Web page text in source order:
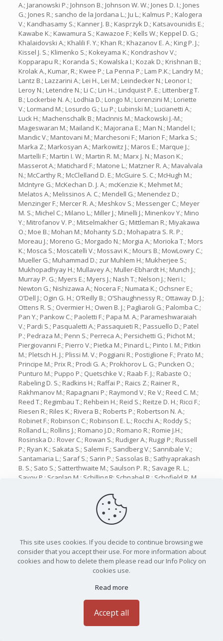
A.; Jaranowski P.; Johnson B.; Johnson W. W.; Jones D. I.; Jones
G.; Jones R.; sancho de la Jordana L.; Ju L.; Kalmus P.; Kalogera
V.; Kandhasamy S.; Kanner J. B.; Kasprzyk D.; Katsavounidis E.;
Kawabe K.; Kawamura S.; Kawazoe F.; Kells W.; Keppel D. G.;
Khalaidovski A.; Khalili F. Y.; Khan R.; Khazanov E. A.; King P. J.;
Kissel J. S.; Klimenko S.; Kokeyama K.; Kondrashov V.;
Kopparapu R.; Koranda S.; Kowalska I.; Kozak D.; Krishnan B.;
Krolak A., Kumar, R.; Kwee P.; La Penna P.; Lam P.K.; Landry M.;
Lantz B.; Lazzarini A.; Lei H., Lei M.; Leindecker N.; Leonor I.;
Leroy N.; Letendre N.; Li C.; Lin H..; Lindquist P. E.; Littenberg T.
B.; Lockerbie N. A.; Lodhia D.; Longo M.; Lorenzini M.; Loriette
V.; Lormand M.; Losurdo G.; Lu P.; Lubinski M.; Lucianetti A.;
Luck H.; Machenschalk B.; MacInnis M.; Mackowski J.-M.;
Mageswaran M.; Mailand K.; Majorana E.; Man N.; Mandel I.;
Mandic V.; Mantovani M.; Marchesoni F.; Marion F.; Marka S.;
Marka Z.; Markosyan A.; Markowitz J.; Maros E.; Marque J.;
Martelli F.; Martin I. W.; Martin R. M.; Marx J. N.; Mason K.;
Masserot A.; Matichard F.; Matone L.; Matzner R. A.; Mavalvala
N.; McCarthy R.; McClelland D. E.; McGuire S. C.; McHugh M.;
McIntyre G.; McKechan D. J. A.; mcKenzie K.; Mehmet M.;
Melatos A.; Melissinos A. C.; Mendell G.; Menendez D.;
Menzinger F.; Mercer R. A.; Meshkov S.; Messenger C.; Meyer
M. S.; Michel C.; Milano L.; Miller J.; Minelli J.; Minenkov Y.; Mino
Y.; Mitrofanov V. P.; Mitselmakher G.; Mittleman R.; Miyakawa
O.; Moe B.; Mohan M.; Mohanty S.D.; Mohapatra S. R. P.;
Moreau J.; Moreno G.; Morgado N.; Morgia A.; Morioka T.; Mors
K.; Mosca S.; Moscatelli V.; Mossavi K.; Mours B.; MowLowry C.;
Mueller G.; Muhammad D.; zur Muhlem H.; Mukherjee S.;
Mukhopadhyay H.; Mullavey A.; Muller-Ebhardt H.; Munch J.;
Murray P. G.; Myers E.; Myers J.; Nash T.; Nelson J.; Neri I.;
Newton G.; Nishizawa A.; Nocera F.; Numata K.; Ochsner E.;
O’Dell J.; Ogin G. H.; O’Reilly B.; O’Shaughnessy R.; Ottaway D. J.;
Ottens R. S.; Overmier H.; Owen B. J.; Pagliaroli G.; Palomba C.;
Pan Y.; Pankow C.; Paoletti F.; Papa M. A.; Parameshwaraiah
V.; Pardi S.; Pasqualetti A.; Passaquieti R.; Passuello D.; Patel
P.; Pedraza M.; Penn S.; Perreca A.; Persichetti G.; Pichot M.;
Piergiovanni F.; Pierro V.; Pietka M.; Pinard L.; Pinto I. M.; Pitkin
M.; Pletsch H. J.; Plissi M. V.; Poggiani R.; Postiglione F.; Prato M.;
Principe M.; Prix R.; Prodi G. A.; Prokhorov L. G.; Puncken O.;
Punturo M.; Puppo P.; Quetschke V.; Raab F. J.; Rabaste O.;
Rabeling D. S.; Radkins H.; Raffai P.; Raics Z.; Rainer R.,
Rakhmanov M.; Rapagnani P.; Raymond V.; Re V.; Reed C. M.;
Reed T.; Regimbau T.; Rehbein H.; Reid S.; Reitze D. H.; Ricci F.;
Riesen R.; Riles K.; Rivera B.; Roberts P.; Robertson N. A.;
Robinet F.; Robinson C.; Robinson E. L.; Rocchi A.; Roddy S.;
Rolland L.; Rollins J.; Romano J.D.; Romano R.; Romie J.H.;
Rosinska D.: Rover C.; Rowan S.; Rudiger A.; Ruggi P.; Russell
P.; Ryan K.; Sakata S.; Salemi F.; Sandberg V.; Sannibale V.;
Santamaria L.; Saraf S.; Sarin P.; Sassolas B.; Sathyaprakash
B. S.; Sato S.; Satterthwaite M.; Saulson P. R.; Savage R. L.;
Savov P.; Scanlan M.; Schilling R; Schnabel R.; Schofield R. M.
Searle A. C.; Sears B.; Seifert F.; Sellers D.; Sengupta A.S.;
Sentenac D.; Sergeev A.; Shapiro B.; Shawhan P.; Shoemaker
D. H.; Sibley A.; Siemens X.; Sigg D.; Sinha S.; Sintes A. M.;
Slagmolen B. J. J.; Slutsky J.; van der Sluys M.V.; Smith J. R.;
L.C.; Steplewski S.; Stochino A.; Stone R.; Strain K. A.; Strigin S.
E.; Stroeer A. S.; Sturani R.; Stuver A. L.; Summerscales T. Z.;
Sun K.-X.; Sung M.; Sutton P. J.; Swinkels B.; Szokoly G.P.;
Talukder D.; Tang L.; Tanner D. B.; Tarabrin S. P.; Taylor J. R.;
Thuring A.; Tokmakov K. V.; Toncelli A.; Tonelli M.; Torres C. V.;
Torrie C. I.; Tournefier E.; Travasso F.; Traylor G.; Trias M.;
Trummer J.; Ugolini D.; Ulmen J.; Urbanek K.; Vahlbruch H.;
Vajente G.; Vallisneri M.; van den Brand J. F. J.; van der Putten
S.; Vass S.; Vaulin R.; Vavoulidis M.; Vecchio A.; Vedovato G.;
This site uses cookies. If you decide to continue browsing we
consider that you accept their use. For more information about
cookies and how to delete them please read our Info Policy on
cookies use.
Read more
Accept all